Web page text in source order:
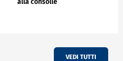
alla consolle
VEDI TUTTI